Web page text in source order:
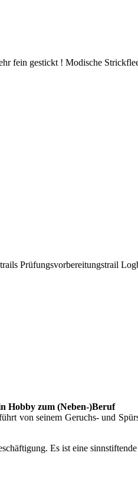
fein gestickt ! Modische
Prüfungsvorbereitungstrail
Hobby zum (Neben-)Beruf
von seinem Geruchs- und
Es ist eine